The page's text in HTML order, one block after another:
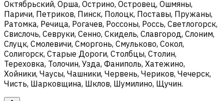
Октябрьский, Орша, Острино, Островец, Ошмяны,
Паричи, Петриков, Пинск, Полоцк, Поставы, Пружаны,
Ратомка, Речица, Рогачев, Россоны, Россь, Светлогорск,
Свислочь, Севруки, Сенно, Скидель, Славгород, Слоним,
Слуцк, Смолевичи, Сморгонь, Смульково, Сокол,
Солигорск, Старые Дороги, Столбцы, Столин,
Тереховка, Толочин, Узда, Фаниполь, Хатежино,
Хойники, Чаусы, Чашники, Червень, Чериков, Чечерск,
Чисть, Шарковщина, Шклов, Шумилино, Щучин.